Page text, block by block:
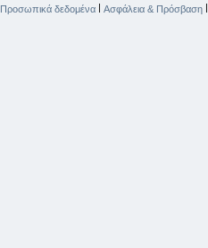
Προσωπικά δεδομένα | Ασφάλεια & Πρόσβαση